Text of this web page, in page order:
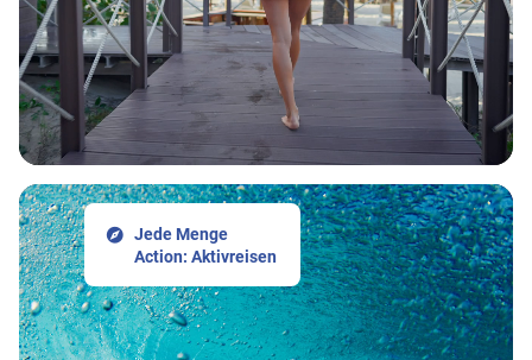
Jede Menge
Action: Aktivreisen